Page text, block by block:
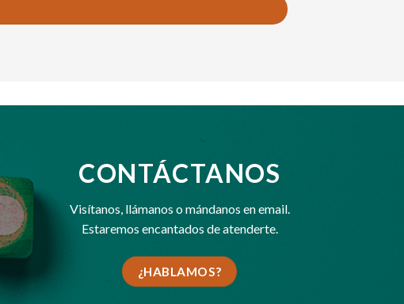
CONTÁCTANOS
Visítanos, llámanos omándanos en email.
Estaremos encantados de atenderte.
¿HABLAMOS?